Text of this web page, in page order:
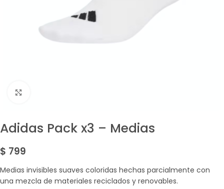
Adidas Pack x3 – Medias
$ 799
Medias invisibles suaves coloridas hechas parcialmente con
una mezcla de materiales reciclados y renovables.